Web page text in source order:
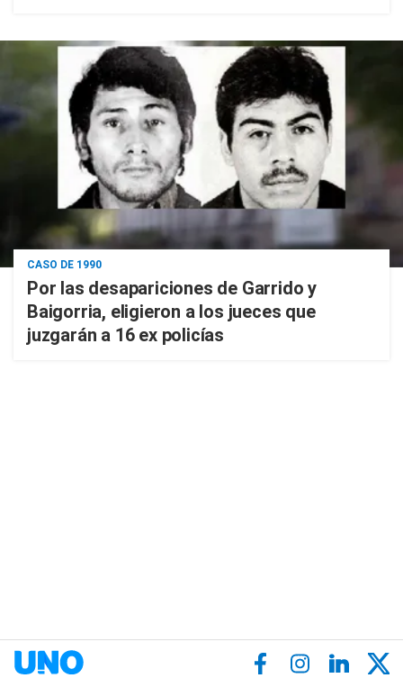
CASO DE 1990
Por las desapariciones de Garrido y
Baigorria, eligieron a los jueces que
juzgarán a 16 ex policías